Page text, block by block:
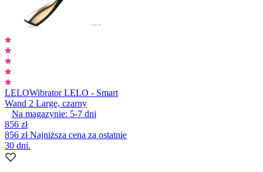
LELOWibrator LELO - Smart
Wand 2 Large, czarny
Na magazynie: 5-7 dni
856 zł
856 złNajniższa cena za ostatnie
30 dni.